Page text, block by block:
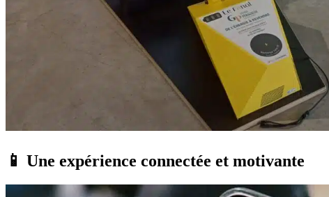
📱 Une expérience connectée et motivante